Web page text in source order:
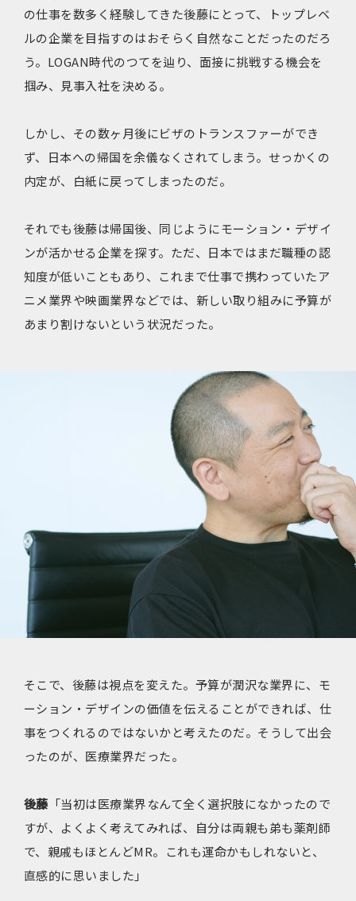
の仕事を数多く経験してきた後藤にとって、トップレベ
ルの企業を目指すのはおそらく自然なことだったのだろ
う。LOGAN時代のつてを辿り、面接に挑戦する機会を
掴み、見事入社を決める。
しかし、その数ヶ月後にビザのトランスファーができ
ず、日本への帰国を余儀なくされてしまう。せっかくの
内定が、白紙に戻ってしまったのだ。
それでも後藤は帰国後、同じようにモーション・デザイ
ンが活かせる企業を探す。ただ、日本ではまだ職種の認
知度が低いこともあり、これまで仕事で携わっていたア
ニメ業界や映画業界などでは、新しい取り組みに予算が
あまり割けないという状況だった。
そこで、後藤は視点を変えた。予算が潤沢な業界に、モ
ーション・デザインの価値を伝えることができれば、仕
事をつくれるのではないかと考えたのだ。そうして出会
ったのが、医療業界だった。
後藤「当初は医療業界なんて全く選択肢になかったので
すが、よくよく考えてみれば、自分は両親も弟も薬剤師
で、親戚もほとんどMR。これも運命かもしれないと、
直感的に思いました」